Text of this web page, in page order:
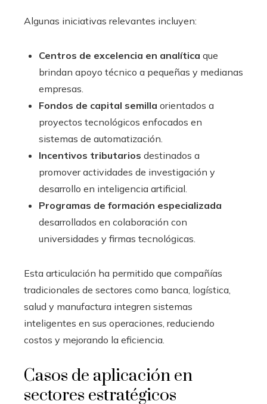
Algunas iniciativas relevantes incluyen:
Centros de excelencia en analítica que
brindan apoyo técnico a pequeñas y medianas
empresas.
Fondos de capital semilla orientados a
proyectos tecnológicos enfocados en
sistemas de automatización.
Incentivos tributarios destinados a
promover actividades de investigación y
desarrollo en inteligencia artificial.
Programas de formación especializada
desarrollados en colaboración con
universidades y firmas tecnológicas.
Esta articulación ha permitido que compañías
tradicionales de sectores como banca, logística,
salud y manufactura integren sistemas
inteligentes en sus operaciones, reduciendo
costos y mejorando la eficiencia.
Casos de aplicación en
sectores estratégicos